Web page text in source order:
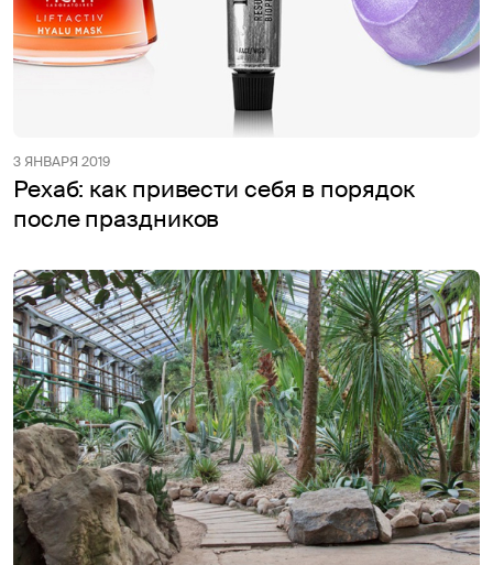
3 ЯНВАРЯ 2019
Рехаб: как привести себя в порядок
после праздников